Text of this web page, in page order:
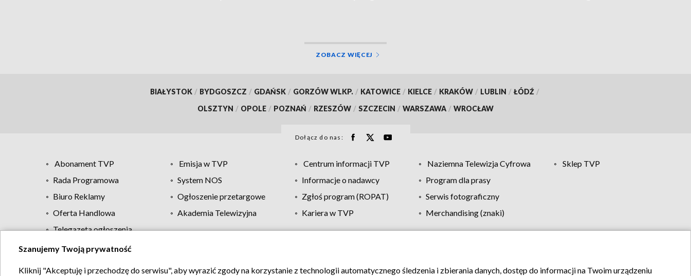
ZOBACZ WIĘCEJ
BIAŁYSTOK / BYDGOSZCZ / GDAŃSK / GORZÓW WLKP. / KATOWICE / KIELCE / KRAKÓW / LUBLIN / ŁÓDŹ /
OLSZTYN / OPOLE / POZNAŃ / RZESZÓW / SZCZECIN / WARSZAWA / WROCŁAW
Dołącz do nas:
Abonament TVP Emisja w TVP Centrum informacji TVP Naziemna Telewizja Cyfrowa
Sklep TVP
Rada Programowa
System NOS Informacje o nadawcy
Program dla prasy
Biuro Reklamy
Ogłoszenie przetargowe Zgłoś program (ROPAT)
Serwis fotograficzny
Oferta Handlowa
Akademia Telewizyjna Kariera w TVP
Merchandising (znaki)
Telegazeta ogłoszenia
Regulamin TVP Polityka prywatności Moje zgody Pomoc Biuro reklamy Kontakt
Szanujemy Twoją prywatność
Kliknij "Akceptuję i przechodzę do serwisu", aby wyrazić zgody na korzystanie z technologii automatycznego śledzenia i zbierania danych, dostęp do informacji na Twoim urządzeniu